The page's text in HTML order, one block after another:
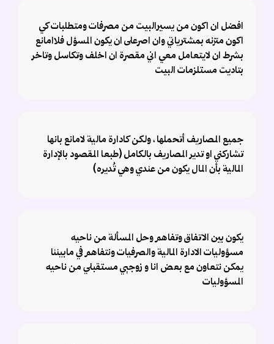
افضل ان اكون من يسيرالبيت من مصرفات ومتطلبات كي
اكون متزنه بمشترياتي وان اصرعلى ان يكون المسؤل فلاامانع
بشرط ان لايتعامل معي اني مقصرة ان اخلف وتكاسل وتاخر
بتاديت مستلزمات البيت
جميع المصاريف أتحملها ، ولكن كادارة مالية لامانع بانها
تشاركني او تدير المصاريف بالكامل (طبعا المقصود بالإدارة
المالية بأن المال يكون من عندي وهي تُديره)
يكون بين الاتفاق وتفاهم وحل المسألة من ناحيه
مسؤوليات الادارة المالية والصرفيات ونتفاهم في مابيننا
يمكن نتعاون مع بعض انا و زوجيي مستقبلي من ناحيه
المسؤوليات